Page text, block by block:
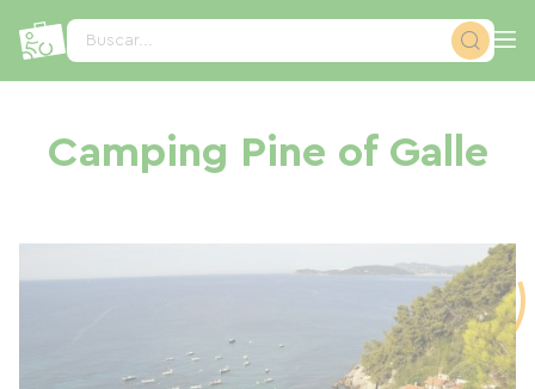
Buscar...
Camping Pine of Galle
Panel de gestión de cookies